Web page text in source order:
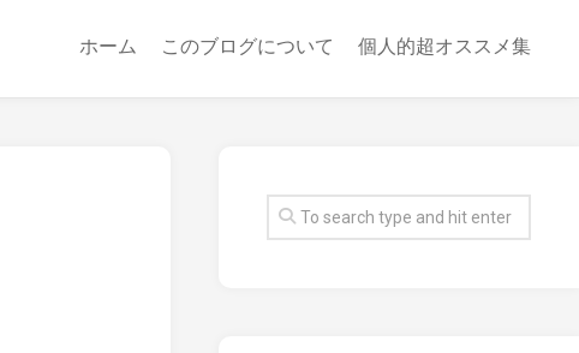
ホーム このブログについて 個人的超オススメ集